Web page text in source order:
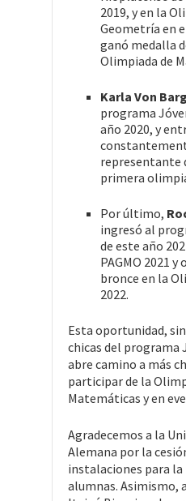
2019, y en la
Geometría en
ganó medalla
Olimpiada de
Karla Von
programa
año 2020, y
representante
primera
Por último,
ingresó al
de este año
PAGMO 2021
bronce en la
2022.
Esta oportunidad,
chicas del programa
abre camino a más
participar de la
Matemáticas y en
Agradecemos a la
Alemana por la
instalaciones para la
alumnas. Asimismo,